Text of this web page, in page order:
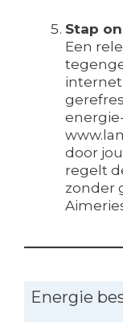
Stap
Een
door
regelt
zonder
Energie